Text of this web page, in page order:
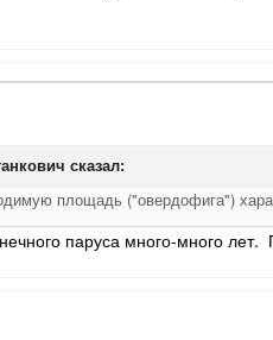
сказал:
площадь ("овердофига")
паруса много-много